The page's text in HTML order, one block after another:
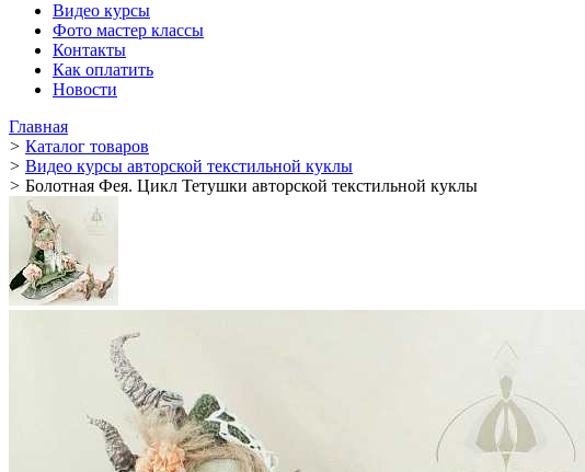
Видео курсы
Фото мастер классы
Контакты
Как оплатить
Новости
Главная
> Каталог товаров
> Видео курсы авторской текстильной куклы
> Болотная Фея. Цикл Тетушки авторской текстильной куклы